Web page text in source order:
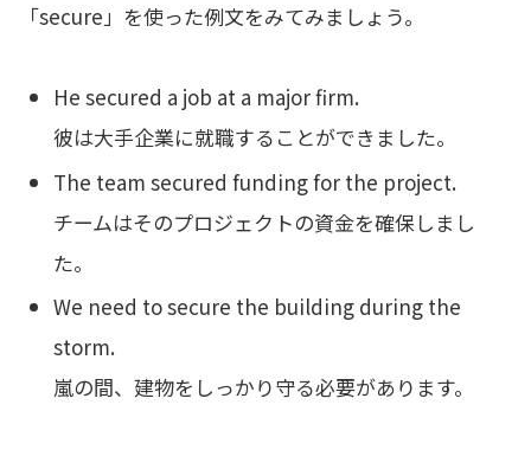
「secure」を使った例文をみてみましょう。
He secured a job at a major firm.
彼は大手企業に就職することができました。
The team secured funding for the project.
チームはそのプロジェクトの資金を確保しまし
た。
We need to secure the building during the
storm.
嵐の間、建物をしっかり守る必要があります。